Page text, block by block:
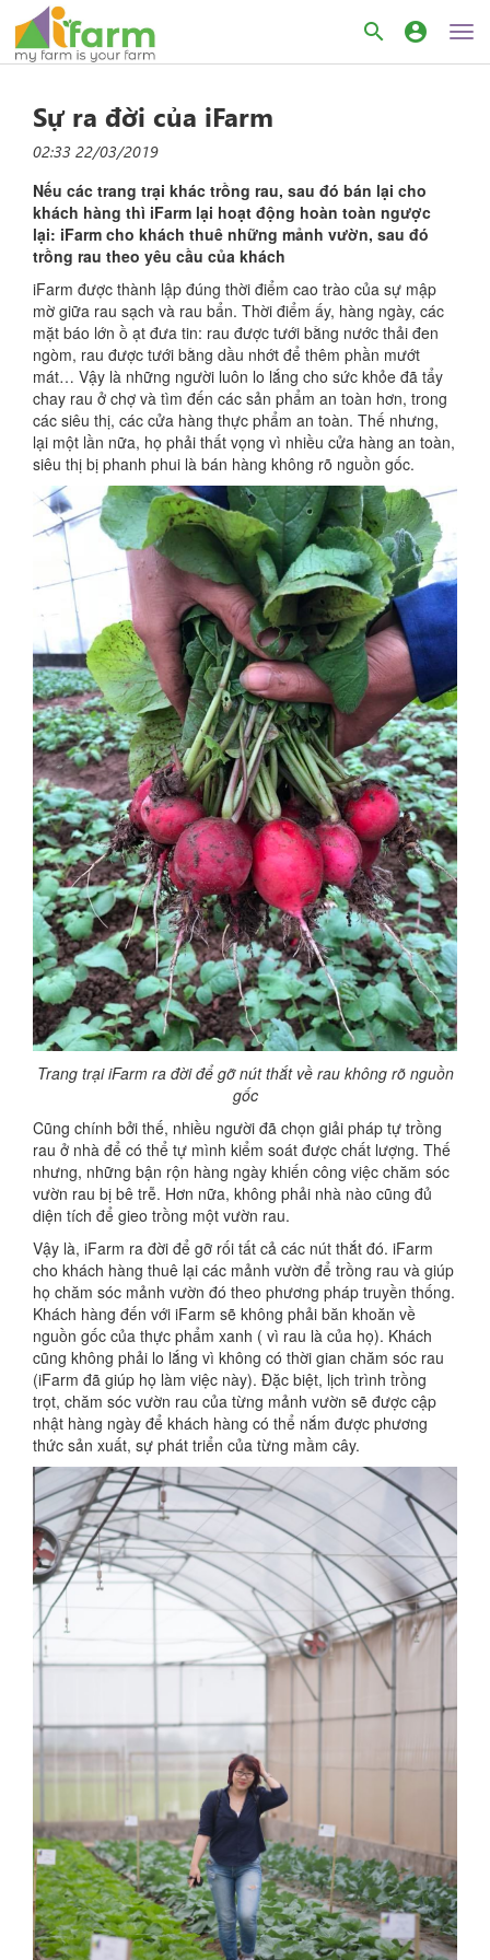
search account_circle
Sự ra đời của iFarm
02:33 22/03/2019
Nếu các trang trại khác trồng rau, sau đó bán lại cho
khách hàng thì iFarm lại hoạt động hoàn toàn ngược
lại: iFarm cho khách thuê những mảnh vườn, sau đó
trồng rau theo yêu cầu của khách
iFarm được thành lập đúng thời điểm cao trào của sự mập
mờ giữa rau sạch và rau bẩn. Thời điểm ấy, hàng ngày, các
mặt báo lớn ồ ạt đưa tin: rau được tưới bằng nước thải đen
ngòm, rau được tưới bằng dầu nhớt để thêm phần mướt
mát… Vậy là những người luôn lo lắng cho sức khỏe đã tẩy
chay rau ở chợ và tìm đến các sản phẩm an toàn hơn, trong
các siêu thị, các cửa hàng thực phẩm an toàn. Thế nhưng,
lại một lần nữa, họ phải thất vọng vì nhiều cửa hàng an toàn,
siêu thị bị phanh phui là bán hàng không rõ nguồn gốc.
Trang trại iFarm ra đời để gỡ nút thắt về rau không rõ nguồn
gốc
Cũng chính bởi thế, nhiều người đã chọn giải pháp tự trồng
rau ở nhà để có thể tự mình kiểm soát được chất lượng. Thế
nhưng, những bận rộn hàng ngày khiến công việc chăm sóc
vườn rau bị bê trễ. Hơn nữa, không phải nhà nào cũng đủ
diện tích để gieo trồng một vườn rau.
Vậy là, iFarm ra đời để gỡ rối tất cả các nút thắt đó. iFarm
cho khách hàng thuê lại các mảnh vườn để trồng rau và giúp
họ chăm sóc mảnh vườn đó theo phương pháp truyền thống.
Khách hàng đến với iFarm sẽ không phải băn khoăn về
nguồn gốc của thực phẩm xanh ( vì rau là của họ). Khách
cũng không phải lo lắng vì không có thời gian chăm sóc rau
(iFarm đã giúp họ làm việc này). Đặc biệt, lịch trình trồng
trọt, chăm sóc vườn rau của từng mảnh vườn sẽ được cập
nhật hàng ngày để khách hàng có thể nắm được phương
thức sản xuất, sự phát triển của từng mầm cây.